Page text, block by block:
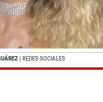
| REDES SOCIALES